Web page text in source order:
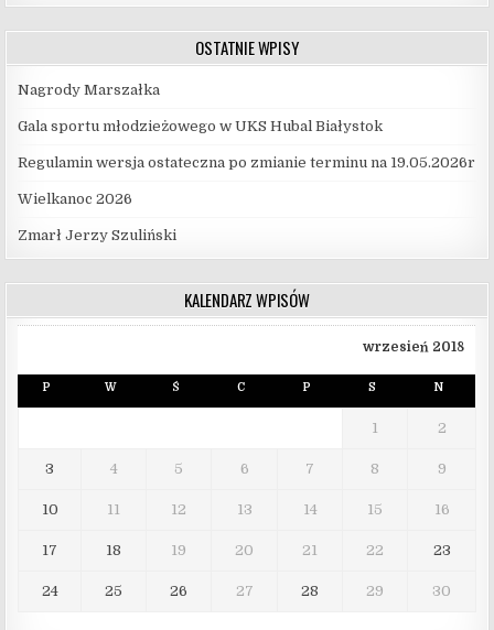
OSTATNIE WPISY
Nagrody Marszałka
Gala sportu młodzieżowego w UKS Hubal Białystok
Regulamin wersja ostateczna po zmianie terminu na 19.05.2026r
Wielkanoc 2026
Zmarł Jerzy Szuliński
KALENDARZ WPISÓW
wrzesień 2018
P W Ś C P S N
1 2
3 4 5 6 7 8 9
10 11 12 13 14 15 16
17 18 19 20 21 22 23
24 25 26 27 28 29 30